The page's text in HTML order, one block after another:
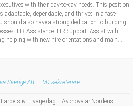
with their day-to-day needs. This position
adaptable, dependable, and thrives in a fast-
should also have a strong dedication to building
HR Assistance: HR Support: Assist with
helping with new hire orientations and main...
Sverige AB VD-sekreterare
arbetsliv – varje dag Avonova är Nordens